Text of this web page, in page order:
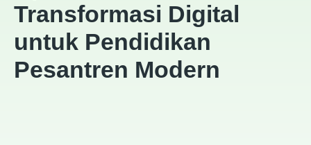
Transformasi Digital
untuk Pendidikan
Pesantren Modern